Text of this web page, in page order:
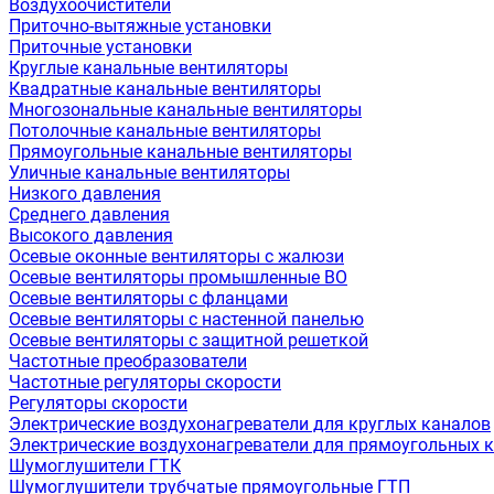
Воздухоочистители
Приточно-вытяжные установки
Приточные установки
Круглые канальные вентиляторы
Квадратные канальные вентиляторы
Многозональные канальные вентиляторы
Потолочные канальные вентиляторы
Прямоугольные канальные вентиляторы
Уличные канальные вентиляторы
Низкого давления
Среднего давления
Высокого давления
Осевые оконные вентиляторы с жалюзи
Осевые вентиляторы промышленные ВО
Осевые вентиляторы с фланцами
Осевые вентиляторы с настенной панелью
Осевые вентиляторы с защитной решеткой
Частотные преобразователи
Частотные регуляторы скорости
Регуляторы скорости
Электрические воздухонагреватели для круглых каналов
Электрические воздухонагреватели для прямоугольных
Шумоглушители ГТК
Шумоглушители трубчатые прямоугольные ГТП